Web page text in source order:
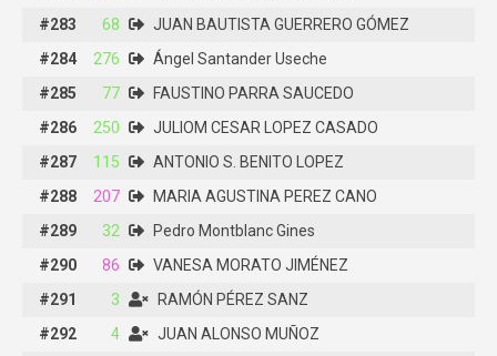
#283
68
JUAN BAUTISTA GUERRERO GÓMEZ
#284
276
Ángel Santander Useche
#285
77
FAUSTINO PARRA SAUCEDO
#286
250
JULIOM CESAR LOPEZ CASADO
#287
115
ANTONIO S. BENITO LOPEZ
#288
207
MARIA AGUSTINA PEREZ CANO
#289
32
Pedro Montblanc Gines
#290
86
VANESA MORATO JIMÉNEZ
#291
3
RAMÓN PÉREZ SANZ
#292
4
JUAN ALONSO MUÑOZ
#283
68
JUAN BAUTISTA GUERRERO GÓMEZ
#284
276
Ángel Santander Useche
#285
FAUSTINO PARRA SAUCEDO
#286
250
JULIOM CESAR LOPEZ CASADO
#287
115
ANTONIO S. BENITO LOPEZ
#288
207
MARIA AGUSTINA PEREZ CANO
#289
Pedro Montblanc Gines
#290
86
VANESA MORATO JIMÉNEZ
#291
RAMÓN PÉREZ SANZ
#292
JUAN ALONSO MUÑOZ